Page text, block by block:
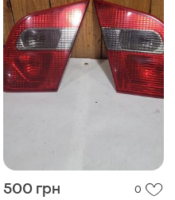
500 грн 0